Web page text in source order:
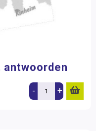
antwoorden
- +